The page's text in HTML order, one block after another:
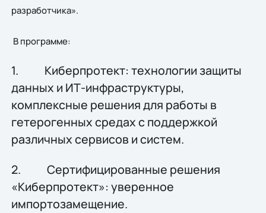
разработчика».
В программе:
1. Киберпротект: технологии защиты
данных и ИТ-инфраструктуры,
комплексные решения для работы в
гетерогенных средах с поддержкой
различных сервисов и систем.
2. Сертифицированные решения
«Киберпротект»: уверенное
импортозамещение.